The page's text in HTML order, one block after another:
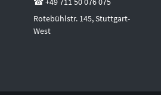
Rotebühlstr. 145, Stuttgart-
West